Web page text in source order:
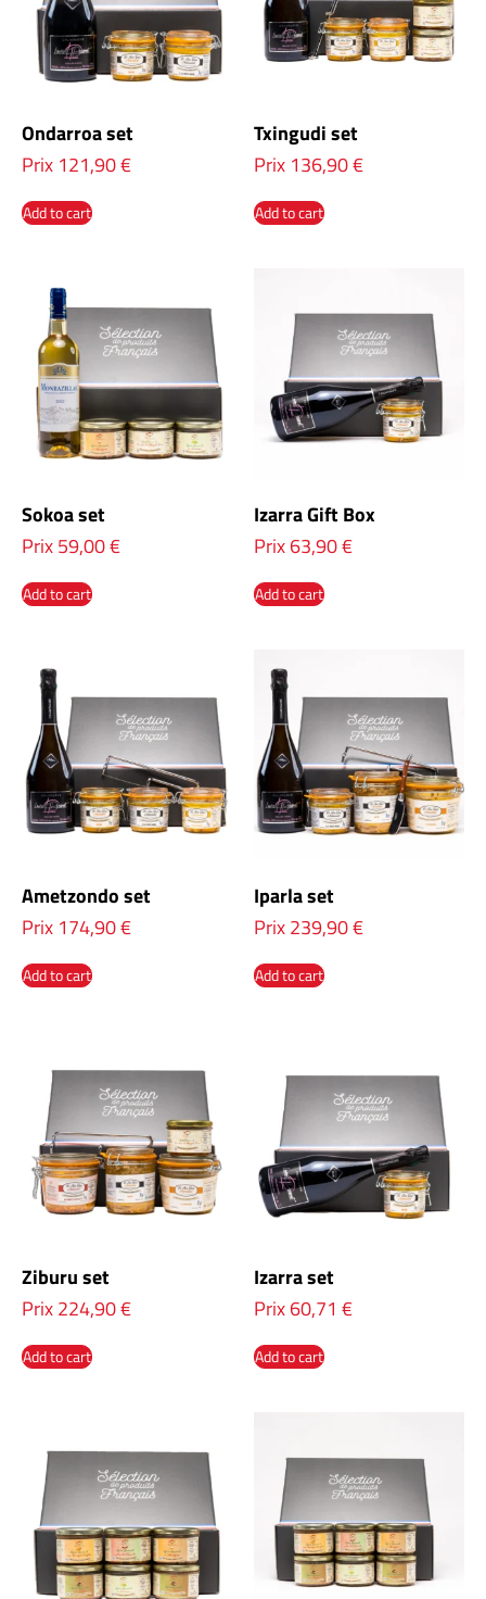
Ondarroa set
Prix 121,90€
Add to cart
Txingudi set
Prix 136,90€
Add to cart
Sokoa set
Prix59,00€
Add to cart
Izarra Gift Box
Prix63,90€
Add to cart
Ametzondo set
Prix 174,90€
Add to cart
Iparla set
Prix239,90€
Add to cart
Ziburu set
Prix224,90€
Add to cart
Izarra set
Prix60,71 €
Add to cart